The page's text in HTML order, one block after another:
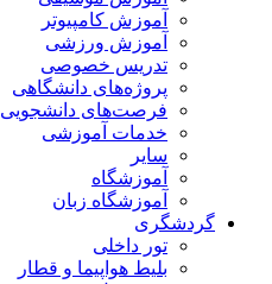
آموزش کامپیوتر
آموزش ورزشی
تدریس خصوصی
پروژه‌های دانشگاهی
فرصت‌های دانشجویی
خدمات آموزشی
سایر
آموزشگاه
آموزشگاه زبان
گردشگری
تور داخلی
بلیط هواپیما و قطار